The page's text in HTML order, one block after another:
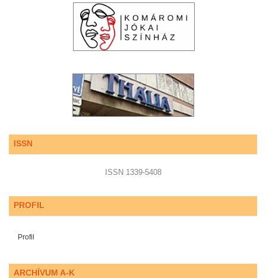
ISSN
ISSN 1339-5408
PROFIL
Profil
ARCHÍVUM A-K